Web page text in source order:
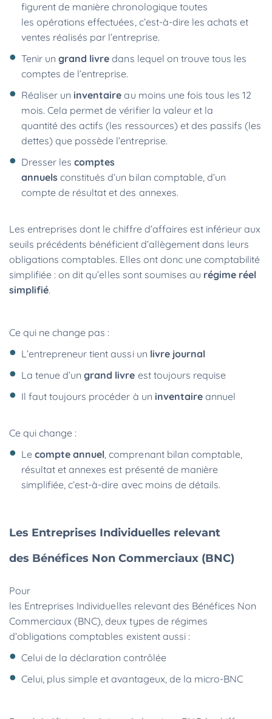
figurent de manière chronologique toutes
les opérations effectuées, c’est-à-dire les achats et
ventes réalisés par l’entreprise.
Tenir ungrand livre dans lequel on trouve tous les
comptes de l’entreprise.
Réaliser un inventaireau moins une fois tous les 12
mois. Cela permet de vérifier la valeur et la
quantité des actifs (les ressources) et des passifs (les
dettes) que possède l’entreprise.
Dresser lescomptes
annuels constitués d’un bilan comptable, d’un
compte de résultat et des annexes.
Les entreprises dont le chiffre d’affaires est inférieur aux
seuils précédents bénéficient d’allègement dans leurs
obligations comptables. Elles ont donc une comptabilité
simplifiée : on dit qu’elles sont soumises au régime réel
simplifié.
Ce qui ne change pas :
L’entrepreneur tient aussi un livre journal
La tenue d’ungrand livre est toujours requise
Il faut toujours procéder à un inventaireannuel
Ce qui change :
Lecompte annuel, comprenant bilan comptable,
résultat et annexes est présenté de manière
simplifiée, c’est-à-dire avec moins de détails.
Les Entreprises Individuelles relevant
des Bénéfices Non Commerciaux (BNC)
Pour
les Entreprises Individuelles relevant des Bénéfices Non
Commerciaux (BNC), deux types de régimes
d’obligations comptables existent aussi :
Celui de la déclaration contrôlée
Celui, plus simple et avantageux, de la micro-BNC